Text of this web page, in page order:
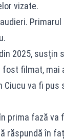
vizate.
2025, susțin
fost filmat,
Ciucu va fi pus
prima fază
răspundă în